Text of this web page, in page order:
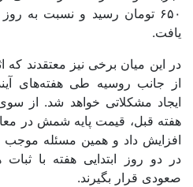
یافت.
در این میان برخی نیز معتقدند
از جانب روسیه طی هفته‌های
ایجاد مشکلاتی خواهد شد. از
هفته قبل، قیمت پایه شمش در
افزایش داد و همین مسئله موجب
در دو روز ابتدایی هفته با
صعودی قرار بگیرند.